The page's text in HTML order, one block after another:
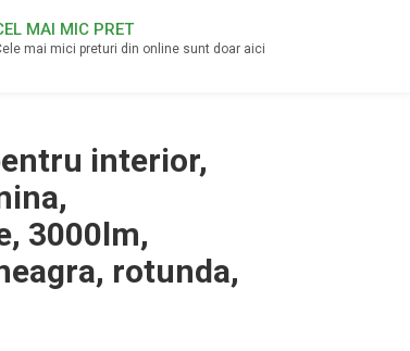
MAI MIC PRET
mai mici preturi din online sunt doar aici
interior,
3000lm,
rotunda,